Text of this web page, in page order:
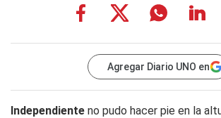
Agregar Diario UNO en
Independiente no pudo hacer pie en la